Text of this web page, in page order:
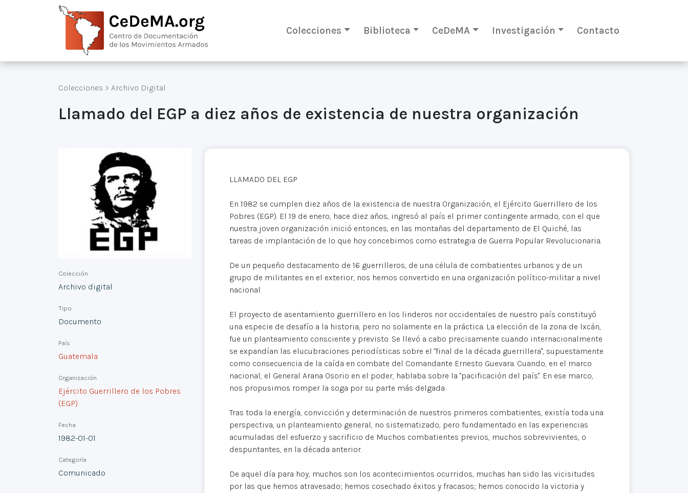
Colecciones Biblioteca CeDeMA Investigación Contacto
Colecciones > Archivo Digital
Llamado del EGP a diez años de existencia de nuestra organización
Colección
Archivo digital
Tipo
Documento
País
Guatemala
Organización
Ejército Guerrillero de los Pobres
(EGP)
Fecha
1982-01-01
Categoría
Comunicado
LLAMADO DEL EGP
En 1982 se cumplen diez años de la existencia de nuestra Organización, el Ejército Guerrillero de los
Pobres (EGP). El 19 de enero, hace diez años, ingresó al país el primer contingente armado, con el que
nuestra joven organización inició entonces, en las montañas del departamento de El Quiché, las
tareas de implantación de lo que hoy concebimos como estrategia de Guerra Popular Revolucionaria.
De un pequeño destacamento de 16 guerrilleros, de una célula de combatientes urbanos y de un
grupo de militantes en el exterior, nos hemos convertido en una organización político-militar a nivel
nacional.
El proyecto de asentamiento guerrillero en los linderos nor occidentales de nuestro país constituyó
una especie de desafío a la historia, pero no solamente en la práctica. La elección de la zona de lxcán,
fue un planteamiento consciente y previsto. Se llevó a cabo precisamente cuando internacionalmente
se expandían las elucubraciones periodísticas sobre el "final de la década guerrillera", supuestamente
como consecuencia de la caída en combate del Comandante Ernesto Guevara. Cuando, en el marco
nacional, el General Arana Osorio en el poder, hablaba sobre la "pacificación del país". En ese marco,
nos propusimos romper la soga por su parte más delgada
Tras toda la energía, convicción y determinación de nuestros primeros combatientes, existía toda una
perspectiva, un planteamiento general, no sistematizado, pero fundamentado en las experiencias
acumuladas del esfuerzo y sacrificio de Muchos combatientes previos, muchos sobrevivientes, o
despuntantes, en la década anterior.
De aquel día para hoy, muchos son los acontecimientos ocurridos, muchas han sido las vicisitudes
por las que hemos atravesado; hemos cosechado éxitos y fracasos; hemos conocido la victoria y